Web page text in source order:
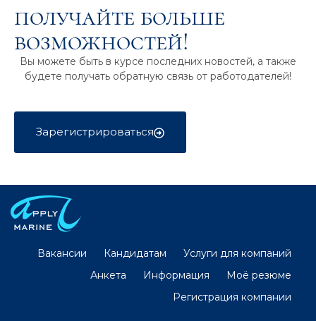
получайте больше
возможностей!
Вы можете быть в курсе последних новостей, а также
будете получать обратную связь от работодателей!
Зарегистрироваться
Вакансии Кандидатам
Услуги для компаний
Анкета
Информация
Моё резюме
Регистрация компании